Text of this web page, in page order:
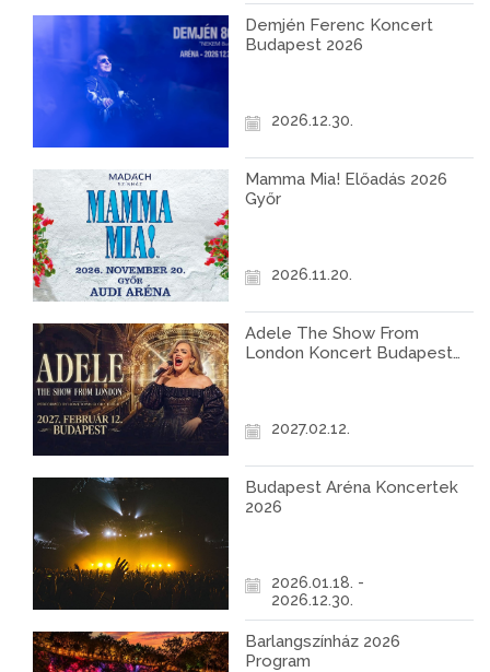
Demjén Ferenc Koncert
Budapest 2026
2026.12.30.
Mamma Mia! Előadás 2026
Győr
2026.11.20.
Adele The Show From
London Koncert Budapest
2027.02.12.
Budapest Aréna Koncertek
2026
2026.01.18. -
2026.12.30.
Barlangszínház 2026
Program